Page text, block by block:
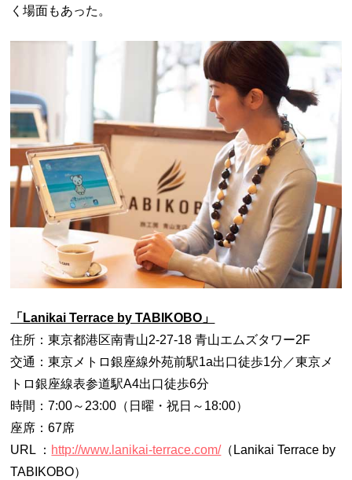
く場面もあった。
「Lanikai Terrace by TABIKOBO」
住所：東京都港区南青山2-27-18 青山エムズタワー2F
交通：東京メトロ銀座線外苑前駅1a出口徒歩1分／東京メ
トロ銀座線表参道駅A4出口徒歩6分
時間：7:00～23:00（日曜・祝日～18:00）
座席：67席
URL ： http://www.lanikai-terrace.com/（Lanikai Terrace by
TABIKOBO）